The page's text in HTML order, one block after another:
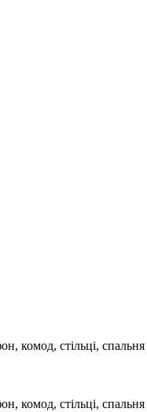
комод, стільці,
комод, стільці,